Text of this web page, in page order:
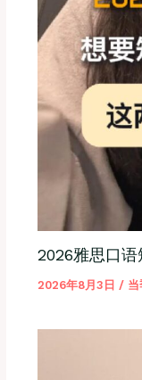
2026雅思口
2026年8月3日 /